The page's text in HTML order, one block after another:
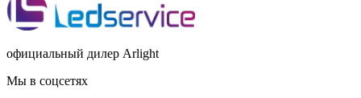
официальный дилер Arlight
Мы в соцсетях